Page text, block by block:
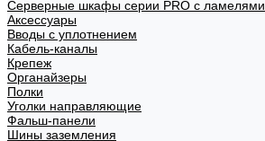
Серверные шкафы серии PRO с ламелями
Аксессуары
Вводы с уплотнением
Кабель-каналы
Крепеж
Органайзеры
Полки
Уголки направляющие
Фальш-панели
Шины заземления